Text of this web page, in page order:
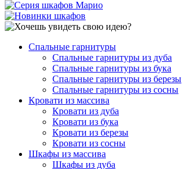
Спальные гарнитуры
Спальные гарнитуры из дуба
Спальные гарнитуры из бука
Спальные гарнитуры из березы
Спальные гарнитуры из сосны
Кровати из массива
Кровати из дуба
Кровати из бука
Кровати из березы
Кровати из сосны
Шкафы из массива
Шкафы из дуба